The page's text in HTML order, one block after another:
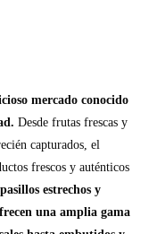
mercado conocido
Desde frutas frescas y
capturados, el
frescos y auténticos
estrechos y
una amplia gama